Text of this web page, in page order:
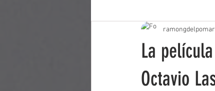
La
Octavio
ramongdelpomar